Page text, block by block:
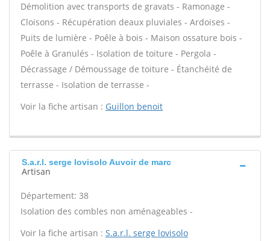
Démolition avec transports de gravats - Ramonage -
Cloisons - Récupération deaux pluviales - Ardoises -
Puits de lumière - Poêle à bois - Maison ossature bois -
Poêle à Granulés - Isolation de toiture - Pergola -
Décrassage / Démoussage de toiture - Étanchéité de
terrasse - Isolation de terrasse -
Voir la fiche artisan : Guillon benoit
S.a.r.l. serge lovisolo Auvoir de marc
Artisan
Département: 38
Isolation des combles non aménageables -
Voir la fiche artisan : S.a.r.l. serge lovisolo